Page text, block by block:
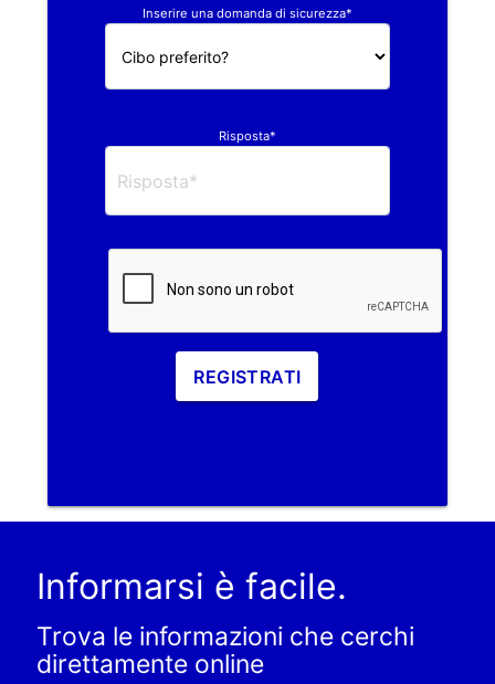
Inserire una domanda di sicurezza*
Risposta*
REGISTRATI
Informarsi è facile.
Trova le informazioni che cerchi
direttamente online